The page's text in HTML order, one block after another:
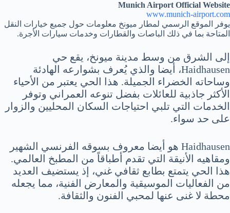
Munich Airport Official Website
www.munich-airport.com
يوفر الموقع الرسمي لمطار ميونخ معلومات حول جميع خيارات النقل
المتاحة بما في ذلك الباصات والقطارات وخدمات سيارات الأجرة.
إلى الشرق من وسط مدينة ميونخ، يقع حي
Haidhausen، أيضا والذي يُعرف بشوارعه الهادئة
وساحاته الخضراء الجميلة. هذا الحي يعتبر من الأحياء
الأكثر جاذبية للعائلات بفضل تنوعه العمراني وتوفر
الخدمات التي تلبي احتياجات السكان المحليين والزوار
على حد سواء.
Haidhausen هو أيضا معروف بسوقه الفرنسي الشهير
ومقاهيه الأنيقة التي تقدم أطباقاً من المطبخ العالمي.
هذا الحي يتمتع بطابع ثقافي غني، إذ يستضيف العديد
من الفعاليات الموسيقية والمعارض الفنية، مما يجعله
محطة لا غنى عنها لمحبي الفنون والثقافة.